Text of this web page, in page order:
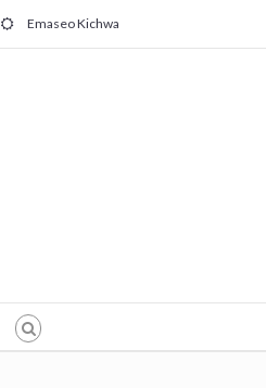
Emaseo Kichwa